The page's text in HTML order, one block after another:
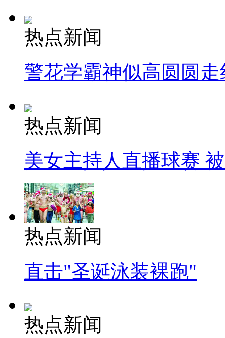
热点新闻
警花学霸神似高圆圆走
热点新闻
美女主持人直播球赛
热点新闻
直击"圣诞泳装裸跑"
热点新闻